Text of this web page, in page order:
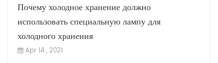
Почему холодное хранение должно
использовать специальную лампу для
холодного хранения
Apr 14 , 2021